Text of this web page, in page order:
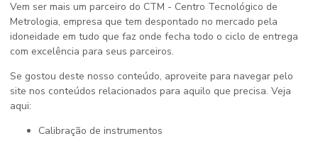
Vem ser mais um parceiro do CTM - Centro Tecnológico de
Metrologia, empresa que tem despontado no mercado pela
idoneidade em tudo que faz onde fecha todo o ciclo de entrega
com excelência para seus parceiros.
Se gostou deste nosso conteúdo, aproveite para navegar pelo
site nos conteúdos relacionados para aquilo que precisa. Veja
aqui:
calibração de instrumentos